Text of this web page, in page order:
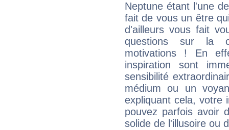
Neptune étant l'une
fait de vous un être
d'ailleurs vous fait
questions sur la
motivations ! En
inspiration sont
sensibilité
médium ou un
expliquant cela, votre
pouvez parfois avoir
solide de l'illusoire ou